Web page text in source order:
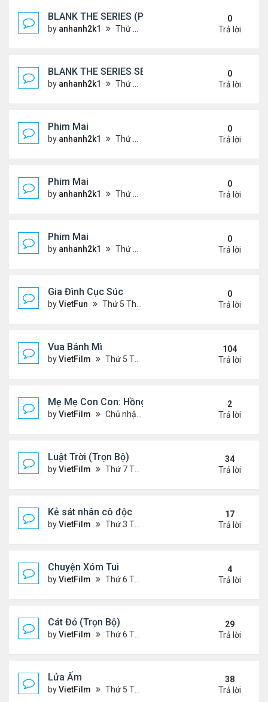
BLANK THE SERIES (PHẦN 2)
by anhanh2k1 Thứ 6 Tháng 5 24, 2024 1:53 am
0
Trả lời
BLANK THE SERIES SEASON 2 (2024)
by anhanh2k1 Thứ 5 Tháng 5 23, 2024 1:03 am
0
Trả lời
Phim Mai
by anhanh2k1 Thứ 3 Tháng 5 21, 2024 1:06 am
0
Trả lời
Phim Mai
by anhanh2k1 Thứ 2 Tháng 5 20, 2024 2:03 am
0
Trả lời
Phim Mai
by anhanh2k1 Thứ 6 Tháng 5 17, 2024 9:42 pm
0
Trả lời
Gia Đình Cục Súc
byVietFun Thứ 5 Tháng 1 19, 2023 4:42 pm
0
Trả lời
Vua Bánh Mì
byVietFilm Thứ 5 Tháng 10 15, 2020 1:26 pm
104
Trả lời
Mẹ Mẹ Con Con: Hồng Vân, Đại Nghĩa
byVietFilm Chủ nhật Tháng 12 20, 2020 8:06 pm
2
Trả lời
Luật Trời (Trọn Bộ)
byVietFilm Thứ 7 Tháng 10 17, 2020 9:19 pm
34
Trả lời
Kẻ sát nhân cô độc
byVietFilm Thứ 3 Tháng 11 10, 2020 9:58 am
17
Trả lời
Chuyện Xóm Tui
byVietFilm Thứ 6 Tháng 11 06, 2020 4:47 pm
4
Trả lời
Cát Đỏ (Trọn Bộ)
byVietFilm Thứ 6 Tháng 11 06, 2020 2:02 pm
29
Trả lời
Lửa Ấm
byVietFilm Thứ 5 Tháng 11 05, 2020 11:33 pm
38
Trả lời